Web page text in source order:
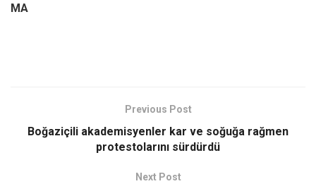
MA
Previous Post
Boğaziçili akademisyenler kar ve soğuğa rağmen
protestolarını sürdürdü
Next Post